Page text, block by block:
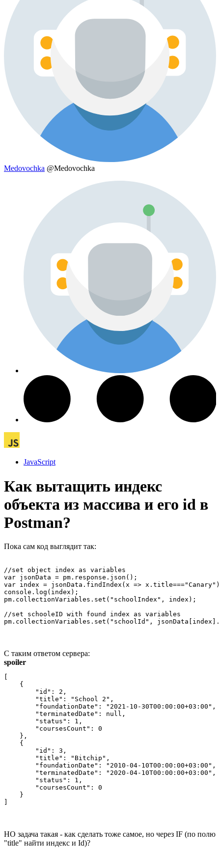
Medovochka @Medovochka
JavaScript
Как вытащить индекс
объекта из массива и его id в
Postman?
Пока сам код выглядит так:
//set object index as variables
var jsonData = pm.response.json();
var index = jsonData.findIndex(x =>
console.log(index);
pm.collectionVariables.set("schoolIndex", index);
//set schooleID with found index as variables
pm.collectionVariables.set("schoolId",
С таким ответом сервера:
spoiler
    {
        "id": 2,
        "title": "School 2",
        "foundationDate": "2021-10-30T00:00:00+03:00",
        "terminatedDate": null,
        "status": 1,
        "coursesCount": 0
    },
    {
        "id": 3,
        "title": "Bitchip",
        "foundationDate": "2010-04-10T00:00:00+03:00",
        "terminatedDate": "2020-04-10T00:00:00+03:00",
        "status": 1,
        "coursesCount": 0
    }
НО задача такая - как сделать тоже самое, но через IF (по полю
"title" найти индекс и Id)?